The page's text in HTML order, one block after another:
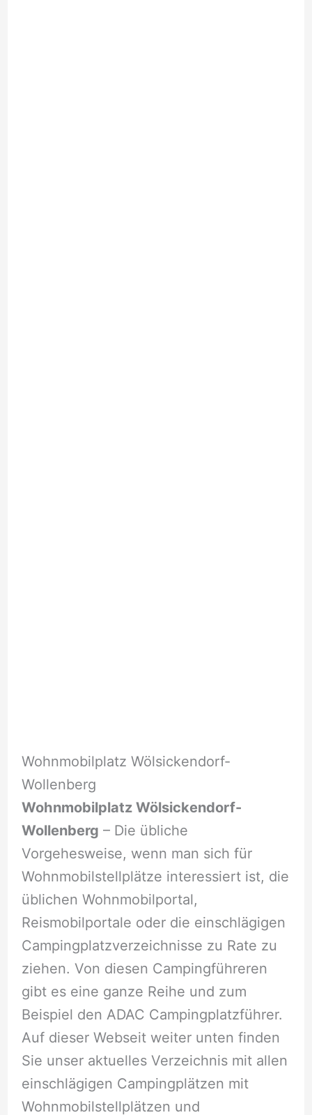
Wohnmobilplatz Wölsickendorf-
Wollenberg
Wohnmobilplatz Wölsickendorf-
Wollenberg – Die übliche
Vorgehesweise, wenn man sich für
Wohnmobilstellplätze interessiert ist, die
üblichen Wohnmobilportal,
Reismobilportale oder die einschlägigen
Campingplatzverzeichnisse zu Rate zu
ziehen. Von diesen Campingführeren
gibt es eine ganze Reihe und zum
Beispiel den ADAC Campingplatzführer.
Auf dieser Webseit weiter unten finden
Sie unser aktuelles Verzeichnis mit allen
einschlägigen Campingplätzen mit
Wohnmobilstellplätzen und